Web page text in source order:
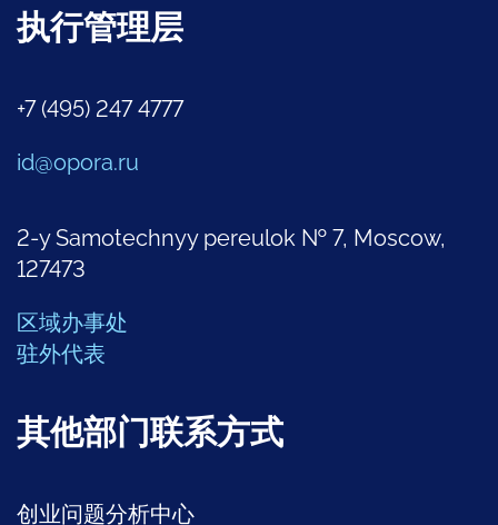
执行管理层
+7 (495) 247 4777
id@opora.ru
2-y Samotechnyy pereulok № 7, Moscow,
127473
区域办事处
驻外代表
其他部门联系方式
创业问题分析中心